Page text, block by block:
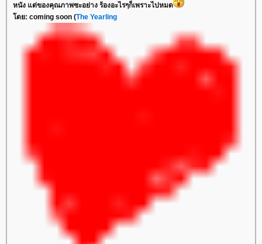
หนัง แต่ของคุณภาพซะอย่าง ร้องอะไรๆก็เพราะไปหมด
โดย: coming soon (The Yearling